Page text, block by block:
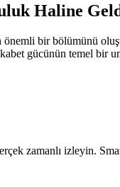
Haline
bir bölümünü
gücünün temel bir
zamanlı izleyin.